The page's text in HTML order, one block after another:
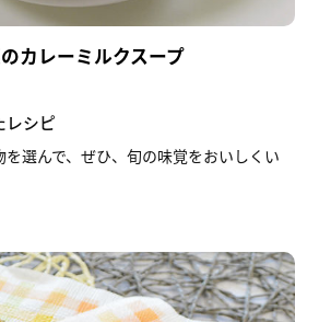
カレーミルクスープ
レシピ
選んで、ぜひ、旬の味覚をおいしくい